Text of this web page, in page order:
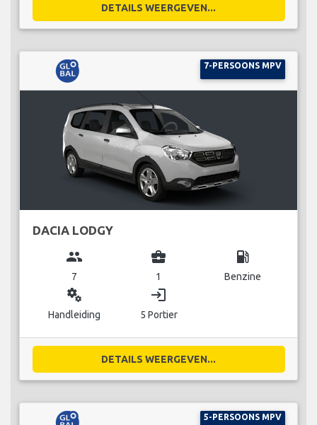
DETAILS WEERGEVEN...
7-PERSOONS MPV
DACIA LODGY
group
7
business_center
1
local_gas_station
Benzine
miscellaneous_services
Handleiding
login
5 Portier
DETAILS WEERGEVEN...
5-PERSOONS MPV